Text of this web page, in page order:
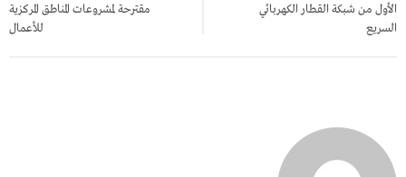
الأول من شبكة القطار الكهربائي
السريع
مقترحة لمشروعات المناطق المركزية
للأعمال